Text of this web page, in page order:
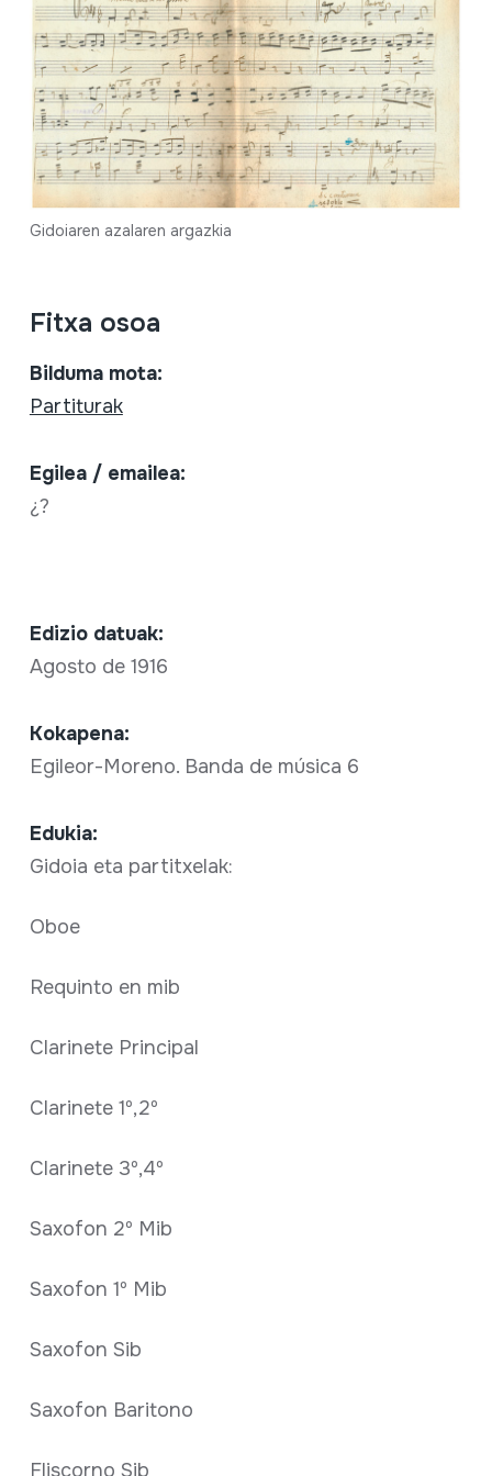
Gidoiaren azalaren argazkia
Fitxa osoa
Bilduma mota:
Partiturak
Egilea / emailea:
¿?
Edizio datuak:
Agosto de 1916
Kokapena:
Egileor-Moreno. Banda de música 6
Edukia:
Gidoia eta partitxelak:
Oboe
Requinto en mib
Clarinete Principal
Clarinete 1º,2º
Clarinete 3º,4º
Saxofon 2º Mib
Saxofon 1º Mib
Saxofon Sib
Saxofon Baritono
Fliscorno Sib